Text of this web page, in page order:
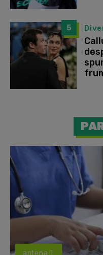
5
antena 1